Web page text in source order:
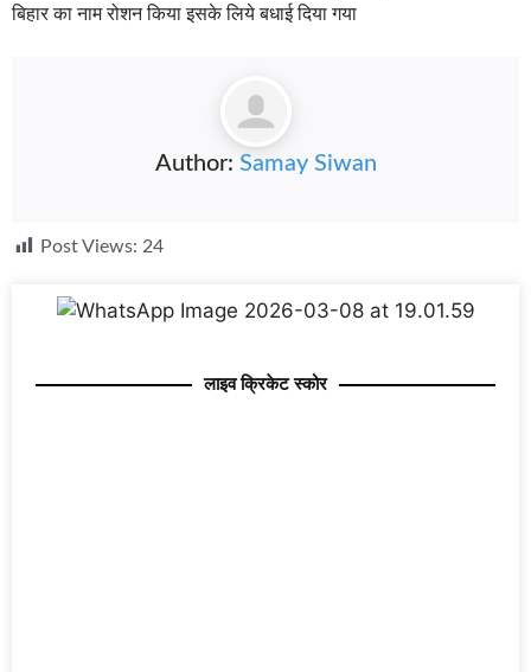
बिहार का नाम रोशन किया इसके लिये बधाई दिया गया
Author: Samay Siwan
Post Views: 24
लाइव क्रिकेट स्कोर